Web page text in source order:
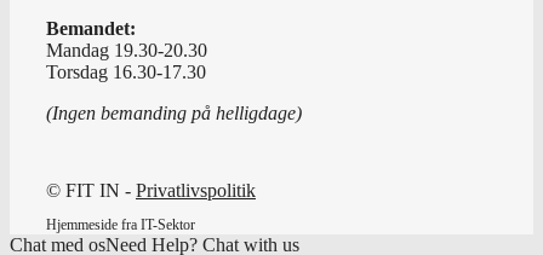
Bemandet:
Mandag 19.30-20.30
Torsdag 16.30-17.30
(Ingen bemanding på helligdage)
© FIT IN - Privatlivspolitik
Hjemmeside fra IT-Sektor
Chat med osNeed Help? Chat with us